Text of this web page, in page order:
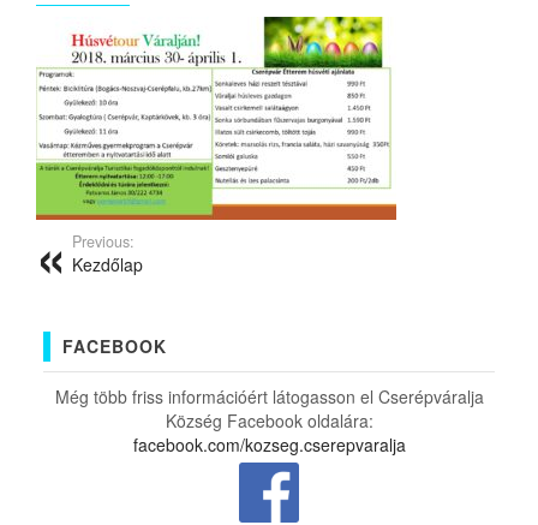
Previous:
Kezdőlap
FACEBOOK
Még több friss információért látogasson el Cserépváralja
Község Facebook oldalára:
facebook.com/kozseg.cserepvaralja